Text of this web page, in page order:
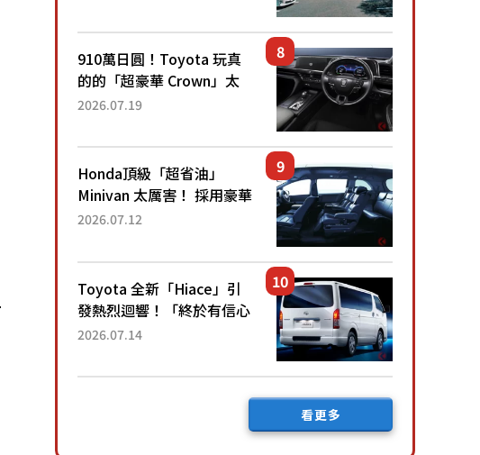
910萬日圓！Toyota 玩真
的的「超豪華 Crown」太
厲害了！採用由「匠人技
運動化「底盤設定」！還配
備專屬豪華...
2026.07.19
Honda頂級「超省油」
Minivan 太厲害！ 採用豪華
「真皮座椅」與專屬「黑色
公里，兼具優異節能表現與
舒適「三...
2026.07.12
Toyota 全新「Hiace」引
發熱烈迴響！「終於有信心
下訂了！」「哪個等級交車
後竟然還要等「超過半年」
2026.07.14
看更多